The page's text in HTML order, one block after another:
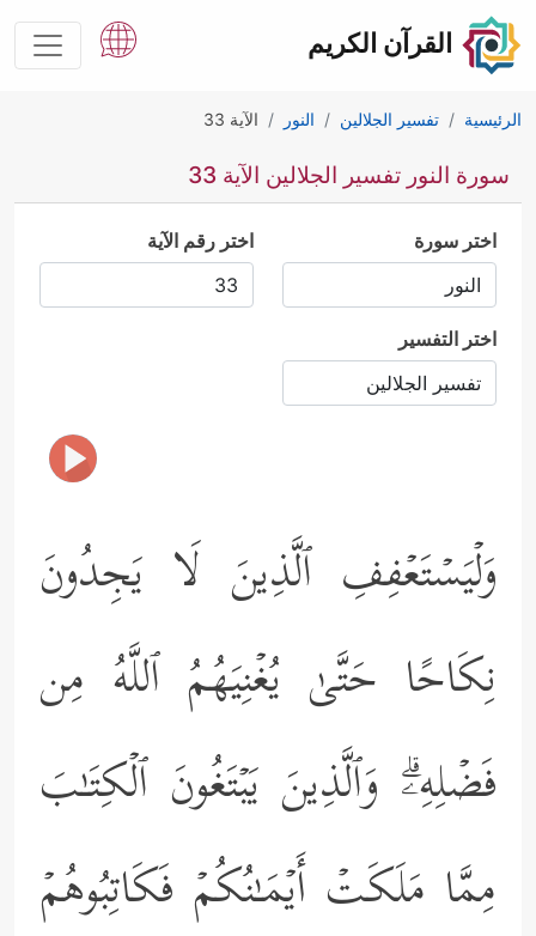
القرآن الكريم
الرئيسية تفسير الجلالين النور الآية 33
سورة النور تفسير الجلالين الآية 33
اختر سورة اختر رقم الآية
اختر التفسير
وَلۡیَسۡتَعۡفِفِ ٱلَّذِینَ لَا یَجِدُونَ
نِكَاحًا حَتَّىٰ یُغۡنِیَهُمُ ٱللَّهُ مِن
فَضۡلِهِۦۗ وَٱلَّذِینَ یَبۡتَغُونَ ٱلۡكِتَـٰبَ
مِمَّا مَلَكَتۡ أَیۡمَـٰنُكُمۡ فَكَاتِبُوهُمۡ